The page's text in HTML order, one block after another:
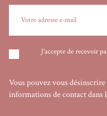
J'accepte de recevoir
Vous pouvez vous
informations de contact